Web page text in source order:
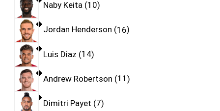
Naby Keita 10
Jordan Henderson 16
Luis Diaz 14
Andrew Robertson 11
Dimitri Payet 7